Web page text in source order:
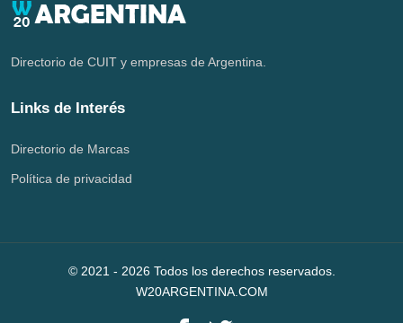
Directorio de CUIT y empresas de Argentina.
Links de Interés
Directorio de Marcas
Política de privacidad
© 2021 - 2026 Todos los derechos reservados.
W20ARGENTINA.COM